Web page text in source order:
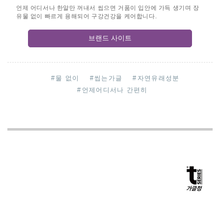
언제 어디서나 한알만 꺼내서 씹으면 거품이 입안에 가득 생기며 장
유물 없이 빠르게 용해되어 구강건강을 케어합니다.
브랜드 사이트
# 물 없이 # 씹는가글 # 자연유래성분
# 언제어디서나 간편히